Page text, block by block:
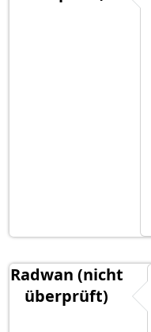
Radwan (nicht
überprüft)